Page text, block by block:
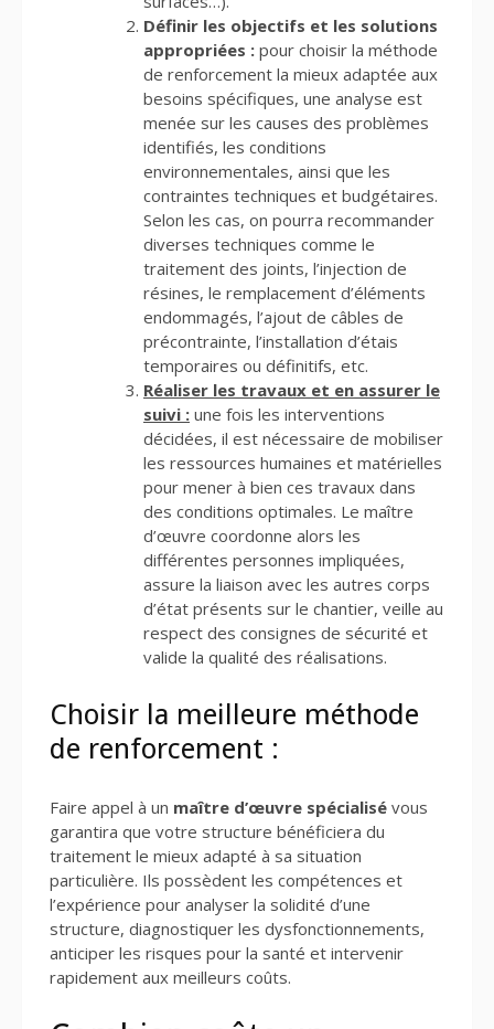
Définir les objectifs et les solutions
appropriées : pour choisir la méthode
de renforcement la mieux adaptée aux
besoins spécifiques, une analyse est
menée sur les causes des problèmes
identifiés, les conditions
environnementales, ainsi que les
contraintes techniques et budgétaires.
Selon les cas, on pourra recommander
diverses techniques comme le
traitement des joints, l’injection de
résines, le remplacement d’éléments
endommagés, l’ajout de câbles de
précontrainte, l’installation d’étais
temporaires ou définitifs, etc.
Réaliser les travaux et en assurer le
suivi : une fois les interventions
décidées, il est nécessaire de mobiliser
les ressources humaines et matérielles
pour mener à bien ces travaux dans
des conditions optimales. Le maître
d’œuvre coordonne alors les
différentes personnes impliquées,
assure la liaison avec les autres corps
d’état présents sur le chantier, veille au
respect des consignes de sécurité et
valide la qualité des réalisations.
Choisir la meilleure méthode
de renforcement :
Faire appel à un maître d’œuvre spécialisé vous
garantira que votre structure bénéficiera du
traitement le mieux adapté à sa situation
particulière. Ils possèdent les compétences et
l’expérience pour analyser la solidité d’une
structure, diagnostiquer les dysfonctionnements,
anticiper les risques pour la santé et intervenir
rapidement aux meilleurs coûts.